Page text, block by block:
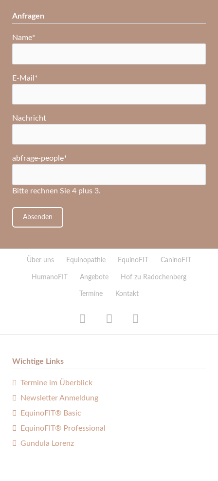
Anfragen
Pflichtfeld
Name*
Pflichtfeld
E-Mail*
Nachricht
Pflichtfeld
abfrage-people*
Bitte rechnen Sie 4 plus 3.
Absenden
Navigation
Über uns Equinopathie EquinoFIT CaninoFIT
HumanoFIT Angebote Hof zu Radochenberg
Termine Kontakt
Wichtige Links
Termine im Überblick
Newsletter Anmeldung
EquinoFIT® Basic
EquinoFIT® Professional
Gundula Lorenz